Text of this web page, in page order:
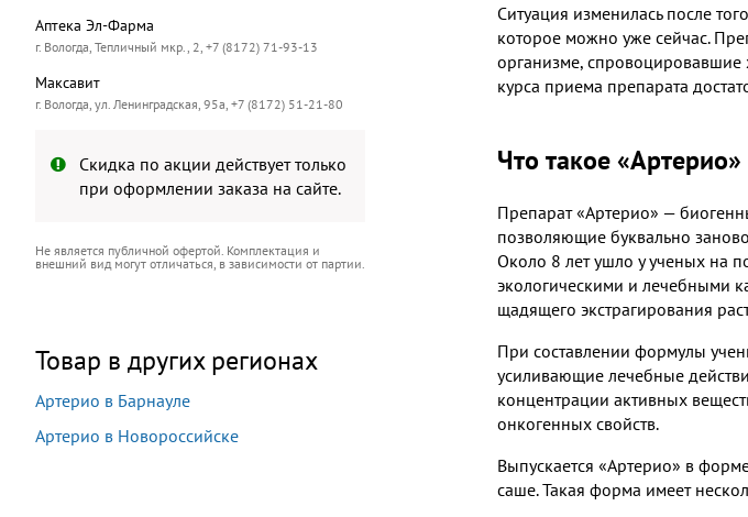
Аптека Эл-Фарма
г. Вологда, Тепличный мкр., 2, +7 (8172) 71-93-13
Максавит
г. Вологда, ул. Ленинградская, 95а, +7 (8172) 51-21-80
Скидка по акции действует только
при оформлении заказа на сайте.
Не является публичной офертой. Комплектация и
внешний вид могут отличаться, в зависимости от партии.
Товар в других регионах
Артерио в Барнауле
Артерио в Новороссийске
Ситуация изменилась после
которое можно уже сейчас.
организме, спровоцировавшие
курса приема препарата
Что такое
Препарат «Артерио» —
позволяющие буквально
Около 8 лет ушло у ученых на
экологическими и лечебными
щадящего экстрагирования
При составлении формулы
усиливающие лечебные
концентрации активных
онкогенных свойств.
Выпускается «Артерио» в
саше. Такая форма имеет